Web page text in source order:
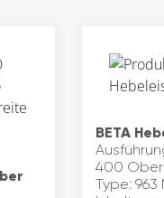
BETA
400
Type: 963